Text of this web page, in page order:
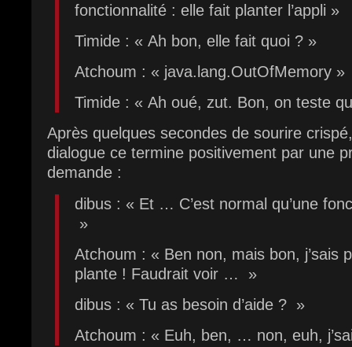
fonctionnalité : elle fait planter l’appli »
Timide : « Ah bon, elle fait quoi ? »
Atchoum : « java.lang.OutOfMemory »
Timide : « Ah oué, zut. Bon, on teste
Après quelques secondes de sourire
dialogue ce termine positivement par une
demande :
dibus : « Et … C’est normal qu’une
»
Atchoum : « Ben non, mais bon, j’sais
plante ! Faudrait voir … »
dibus : « Tu as besoin d’aide ? »
Atchoum : « Euh, ben, … non, euh,